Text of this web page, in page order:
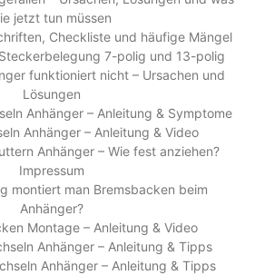
jetzt tun müssen
Checkliste und häufige Mängel
7-polig und 13-polig
funktioniert nicht – Ursachen und
Lösungen
Anhänger – Anleitung & Symptome
Anhänger – Anleitung & Video
Anhänger – Wie fest anziehen?
Impressum
montiert man Bremsbacken beim
Anhänger?
Montage – Anleitung & Video
Anhänger – Anleitung & Tipps
Anhänger – Anleitung & Tipps